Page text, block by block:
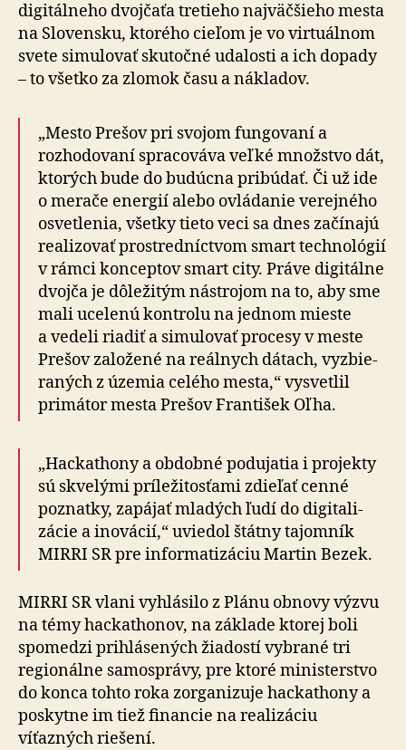
digitálneho dvojčaťa tretieho najväčšieho mesta
na Slovensku, ktorého cieľom je vo virtuálnom
svete simulovať skutočné udalosti a ich dopady
– to všetko za zlomok času a nákladov.
„Mesto Prešov pri svojom fungovaní a
rozhodovaní spracováva veľké množstvo dát,
ktorých bude do budúcna pribúdať. Či už ide
o merače energií alebo ovládanie verejného
osvetlenia, všetky tieto veci sa dnes začínajú
realizovať prostred­níctvom smart tech­no­lógií
v rámci konceptov smart city. Práve digitálne
dvojča je dôležitým nástrojom na to, aby sme
mali ucelenú kontrolu na jednom mieste
a vedeli riadiť a simulovať procesy v meste
Prešov založené na reálnych dátach, vyzbie­
raných z územia celého mesta,“ vysvetlil
primátor mesta Prešov František Oľha.
„Hackathony a obdobné podujatia i projekty
sú skvelými príležitosťami zdieľať cenné
poznatky, zapájať mladých ľudí do digi­ta­li­
zácie a ino­vácií,“ uviedol štátny tajomník
MIRRI SR pre in­for­ma­ti­záciu Martin Bezek.
MIRRI SR vlani vyhlásilo z Plánu obnovy výzvu
na témy hackathonov, na základe ktorej boli
spomedzi prihlásených žiadostí vybrané tri
regio­nálne samo­správy, pre ktoré ministerstvo
do konca tohto roka zorga­ni­zuje hackathony a
poskytne im tiež financie na realizáciu
víťazných riešení.